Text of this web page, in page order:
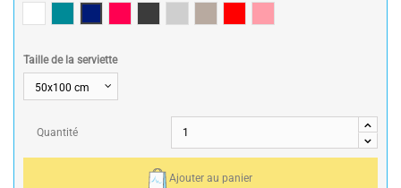
Taille de la serviette
Quantité
Ajouter au panier